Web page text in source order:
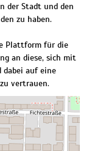
der Stadt und den
zu haben.
Plattform für die
an diese, sich mit
dabei auf eine
vertrauen.